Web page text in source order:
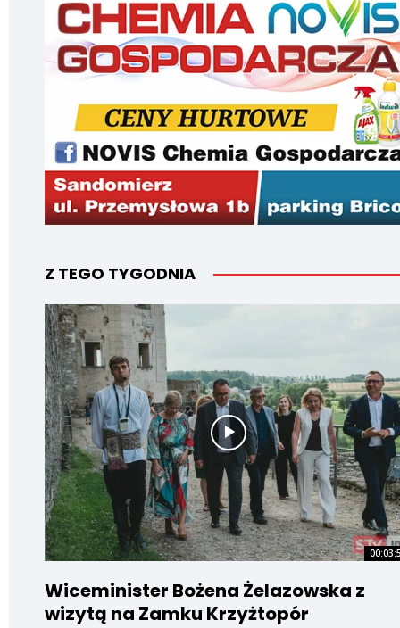
Z TEGO TYGODNIA
Wiceminister Bożena Żelazowska z
wizytą na Zamku Krzyżtopór